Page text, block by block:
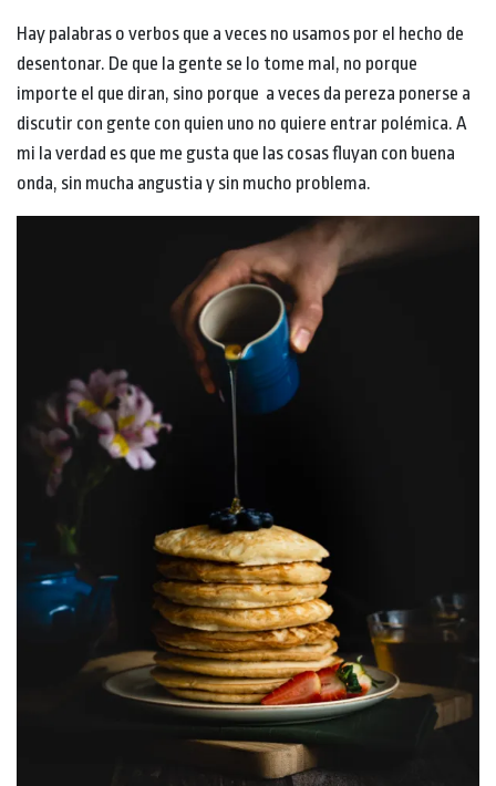
Hay palabras o verbos que a veces no usamos por el hecho de
desentonar. De que la gente se lo tome mal, no porque
importe el que diran, sino porque a veces da pereza ponerse a
discutir con gente con quien uno no quiere entrar polémica. A
mi la verdad es que me gusta que las cosas fluyan con buena
onda, sin mucha angustia y sin mucho problema.